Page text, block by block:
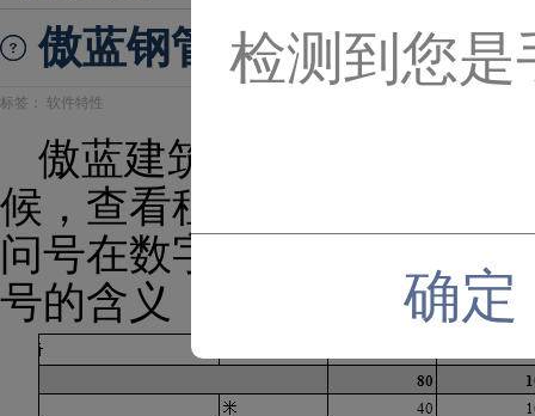
傲蓝钢管租赁管理软件
标签： 软件特性
傲蓝建筑租赁管理软件当
候，查看租出情况报表时
问号在数字的前面。初始
号的含义，如下图所示：
检测到您是
确定